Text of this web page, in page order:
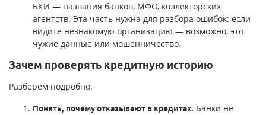
БКИ — названия банков, МФО, коллекторских
агентств. Эта часть нужна для разбора ошибок: если
видите незнакомую организацию — возможно, это
чужие данные или мошенничество.
Зачем проверять кредитную историю
Разберем подробно.
Понять, почему отказывают в кредитах. Банки не